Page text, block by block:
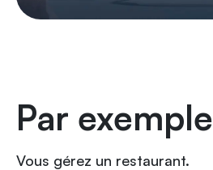
Par exemple
Vous gérez un restaurant.